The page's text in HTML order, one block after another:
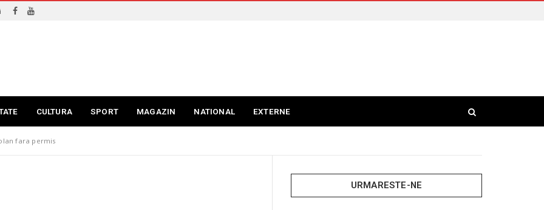
CULTURA SPORT MAGAZIN NATIONAL EXTERNE
fara permis
URMARESTE-NE